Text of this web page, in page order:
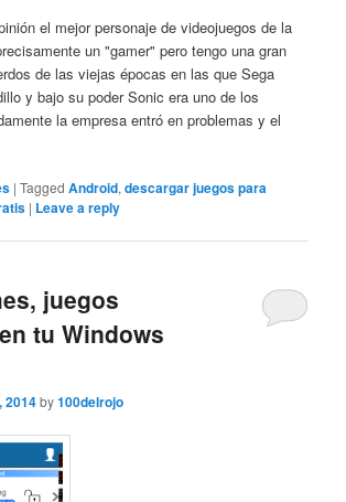
el mejor personaje de videojuegos de la
un "gamer" pero tengo una gran
de las viejas épocas en las que Sega
y bajo su poder Sonic era uno de los
la empresa entró en problemas y el
|Tagged Android,descargar juegos para
| Leave a reply
juegos
tu Windows
2014by100delrojo